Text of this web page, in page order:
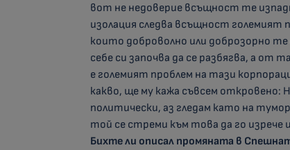
вот не недоверие всъщност те
изолация следва всъщност
които доброволно или доброзорно те
себе си започва да се разбягва, а от
е големият проблем на тази
какво, ще му кажа съвсем откровено:
политически, аз гледам като на
той се стреми към това да го изрече
Бихте ли описал промяната в